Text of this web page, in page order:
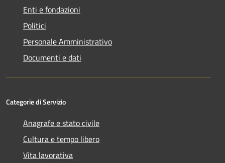
Enti e fondazioni
Politici
Personale Amministrativo
Documenti e dati
Categorie di Servizio
Anagrafe e stato civile
Cultura e tempo libero
Vita lavorativa